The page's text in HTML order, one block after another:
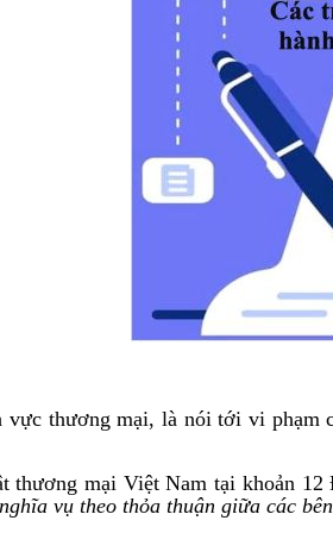
thương mại, là nói tới vi phạm
thương mại Việt Nam tại khoản
vụ theo thỏa thuận giữa các